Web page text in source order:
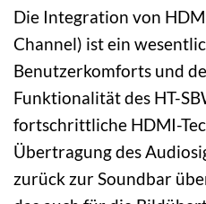
Die Integration von
Channel) ist ein
Benutzerkomforts und
Funktionalität des HT-
fortschrittliche HDMI-
Übertragung des
zurück zur Soundbar